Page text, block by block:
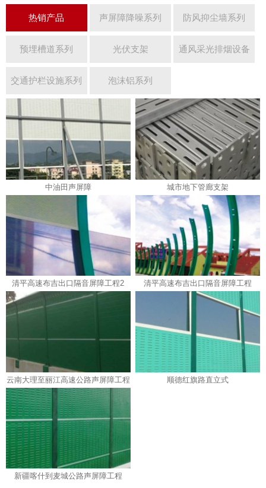
热销产品 声屏障降噪系列 防风抑尘墙系列
预埋槽道系列 光伏支架 通风采光排烟设备
交通护栏设施系列 泡沫铝系列
中油田声屏障 城市地下管廊支架
清平高速布吉出口隔音屏障工程2 清平高速布吉出口隔音屏障工程
云南大理至丽江高速公路声屏障工程 顺德红旗路直立式
新疆喀什到麦城公路声屏障工程